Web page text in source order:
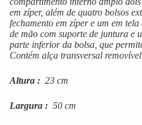
em zíper, além de quatro bolsos
fechamento em zíper e um em
de mão com suporte de juntura e
parte inferior da bolsa, que
Contém alça transversal
Altura : 23 cm
Largura : 50 cm